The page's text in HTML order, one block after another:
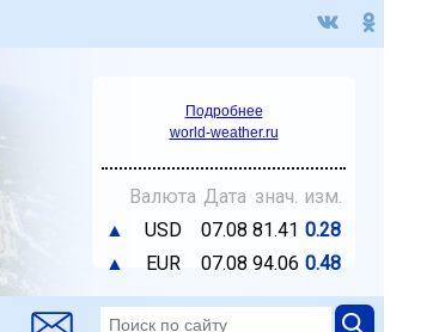
Подробнее
world-weather.ru
Валюта Дата знач. изм.
▲
USD 07.08 81.41 0.28
▲
EUR 07.08 94.06 0.48